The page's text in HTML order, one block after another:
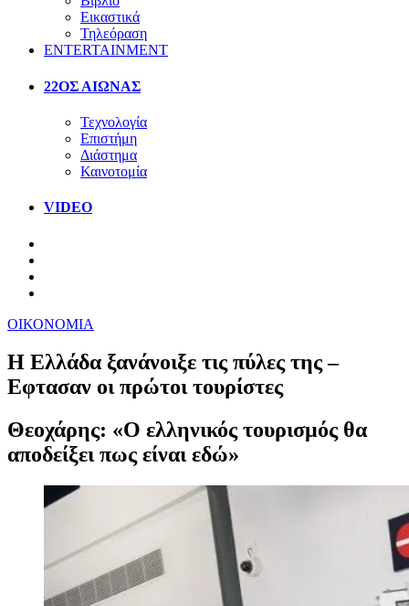
Εικαστικά
Τηλεόραση
ENTERTAINMENT
22ΟΣ ΑΙΩΝΑΣ
Τεχνολογία
Επιστήμη
Διάστημα
Καινοτομία
VIDEO
ΟΙΚΟΝΟΜΙΑ
Η Ελλάδα ξανάνοιξε τις πύλες της –
Εφτασαν οι πρώτοι τουρίστες
Θεοχάρης: «Ο ελληνικός τουρισμός θα
αποδείξει πως είναι εδώ»